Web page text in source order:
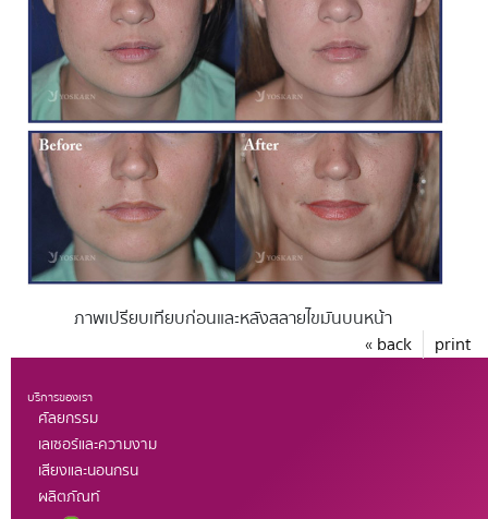
ภาพเปรียบเทียบก่อนและหลังสลายไขมันบนหน้า
print
« back
บริการของเรา
ศัลยกรรม
เลเซอร์และความงาม
เสียงและนอนกรน
ผลิตภัณท์